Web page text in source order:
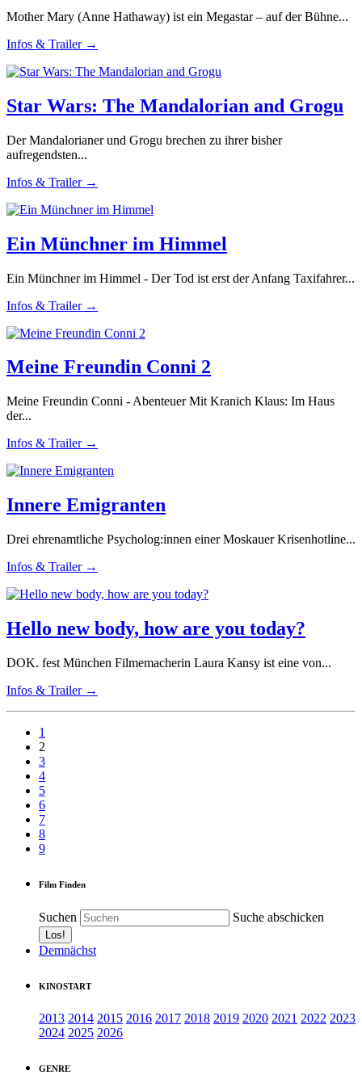
Mother Mary (Anne Hathaway) ist ein Megastar – auf der Bühne...
Infos & Trailer →
Star Wars: The Mandalorian and Grogu
Der Mandalorianer und Grogu brechen zu ihrer bisher
aufregendsten...
Infos & Trailer →
Ein Münchner im Himmel
Ein Münchner im Himmel - Der Tod ist erst der Anfang Taxifahrer...
Infos & Trailer →
Meine Freundin Conni 2
Meine Freundin Conni - Abenteuer Mit Kranich Klaus: Im Haus
der...
Infos & Trailer →
Innere Emigranten
Drei ehrenamtliche Psycholog:innen einer Moskauer Krisenhotline...
Infos & Trailer →
Hello new body, how are you today?
DOK. fest München Filmemacherin Laura Kansy ist eine von...
Infos & Trailer →
1
2
3
4
5
6
7
8
9
Film Finden
Suchen Suche abschicken
Demnächst
KINOSTART
2013 2014 2015 2016 2017 2018 2019 2020 2021 2022 2023
2024 2025 2026
GENRE